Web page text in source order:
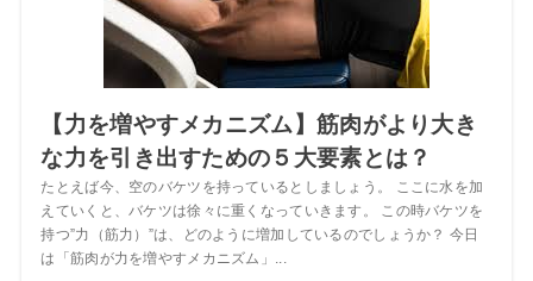
【力を増やすメカニズム】筋肉がより大き
な力を引き出すための５大要素とは？
たとえば今、空のバケツを持っているとしましょう。 ここに水を加
えていくと、バケツは徐々に重くなっていきます。 この時バケツを
持つ”力（筋力）”は、どのように増加しているのでしょうか？ 今日
は「筋肉が力を増やすメカニズム」...